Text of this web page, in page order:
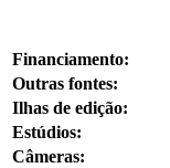
Financiamento:
Outras fontes:
Ilhas de edição:
Estúdios:
Câmeras: